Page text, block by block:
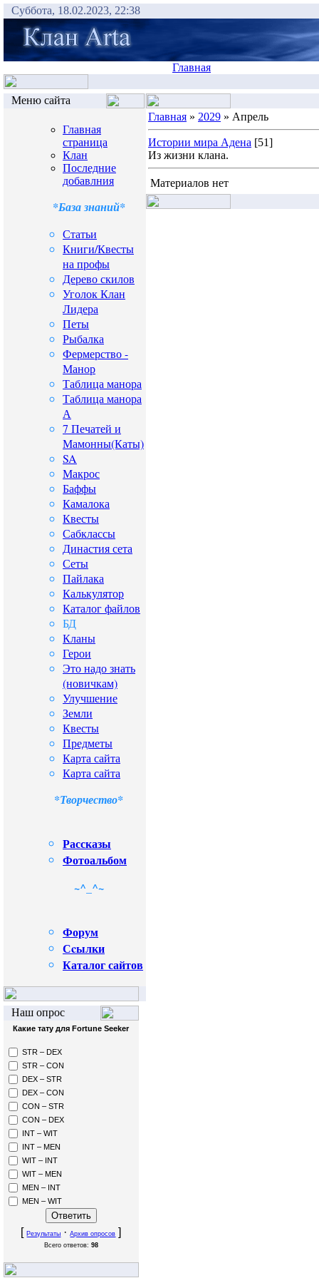
Суббота, 18.02.2023, 22:38
Главная
Меню сайта
Главная
страница
Клан
Последние
добавлния
*База знаний*
Статьи
Книги/Квесты
на профы
Дерево скилов
Уголок Клан
Лидера
Петы
Рыбалка
Фермерство -
Манор
Таблица манора
Таблица манора
А
7 Печатей и
Мамонны(Каты)
SA
Макрос
Баффы
Камалока
Квесты
Сабклассы
Династия сета
Сеты
Пайлака
Калькулятор
Каталог файлов
БД
Кланы
Герои
Это надо знать
(новичкам)
Улучшение
Земли
Квесты
Предметы
Карта сайта
Карта сайта
*Творчество*
Рассказы
Фотоальбом
~^_^~
Форум
Сcылки
Каталог сайтов
Наш опрос
Какие тату для Fortune Seeker
STR – DEX
STR – CON
DEX – STR
DEX – CON
CON – STR
CON – DEX
INT – WIT
INT – MEN
WIT – INT
WIT – MEN
MEN – INT
MEN – WIT
[Результаты ·Архив опросов ]
Всего ответов: 98
Главная » 2029 » Апрель
Истории мира Адена [51]
Из жизни клана.
Материалов нет